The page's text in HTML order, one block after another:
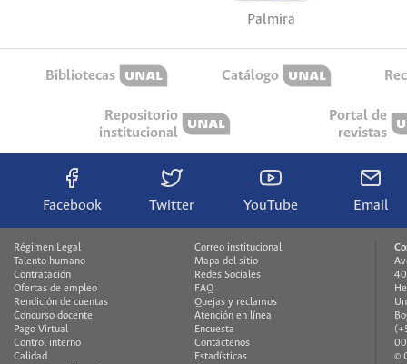
Palmira
Bibliotecas Catálogo
Repositorio
institucional
Portal de
revistas
Facebook Twitter YouTube Email
Régimen Legal
Talento humano
Contratación
Ofertas de empleo
Rendición de cuentas
Concurso docente
Pago Virtual
Control interno
Calidad
Correo institucional
Mapa del sitio
Redes Sociales
FAQ
Quejas y reclamos
Atención en línea
Encuesta
Contáctenos
Estadísticas
©